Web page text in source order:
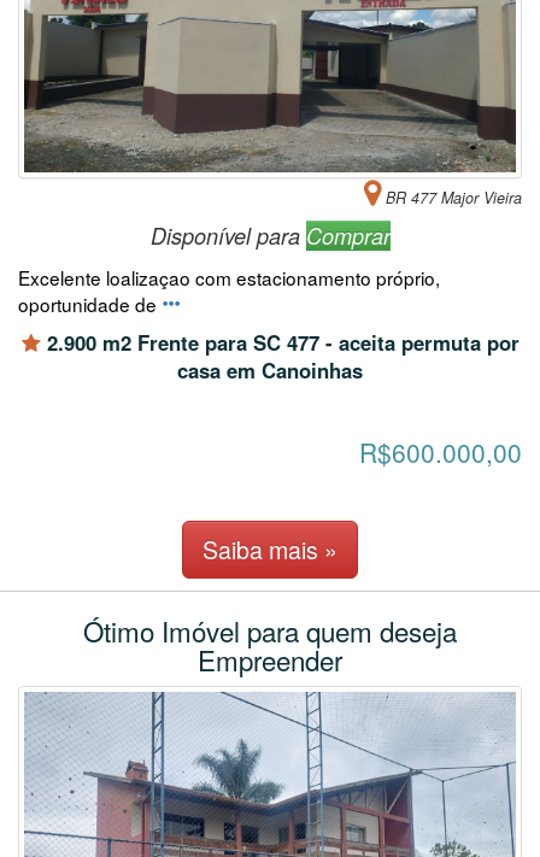
BR 477 Major Vieira
Disponível para Comprar
Excelente loalizaçao com estacionamento próprio,
oportunidade de
2.900 m2 Frente para SC 477 - aceita permuta por
casa em Canoinhas
R$600.000,00
Saiba mais »
Ótimo Imóvel para quem deseja
Empreender